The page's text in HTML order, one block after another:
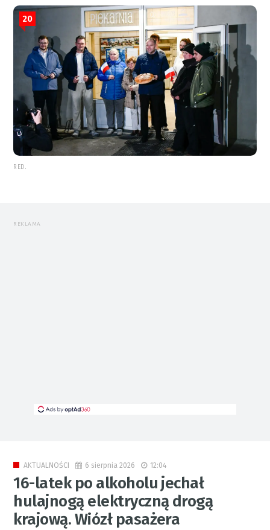
20
RED.
REKLAMA
AKTUALNOŚCI 6 sierpnia 2026 12:04
16-latek po alkoholu jechał
hulajnogą elektryczną drogą
krajową. Wiózł pasażera